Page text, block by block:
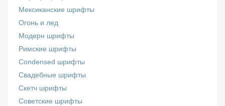
Мексиканские шрифты
Огонь и лед
Модерн шрифты
Римские шрифты
Сondensed шрифты
Свадебные шрифты
Скетч шрифты
Советские шрифты